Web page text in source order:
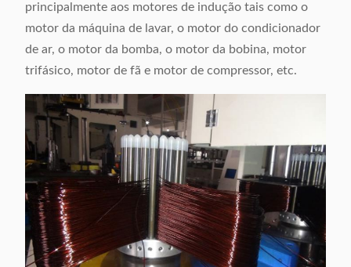
principalmente aos motores de indução tais como o
motor da máquina de lavar, o motor do condicionador
de ar, o motor da bomba, o motor da bobina, motor
trifásico, motor de fã e motor de compressor, etc.